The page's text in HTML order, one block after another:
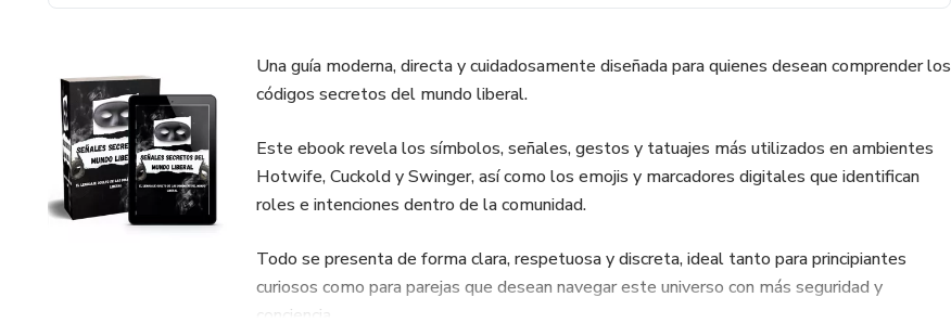
Una guía moderna, directa y cuidadosamente diseñada para quienes desean comprender los
códigos secretos del mundo liberal.
Este ebook revela los símbolos, señales, gestos y tatuajes más utilizados en ambientes
Hotwife, Cuckold y Swinger, así como los emojis y marcadores digitales que identifican
roles e intenciones dentro de la comunidad.
Todo se presenta de forma clara, respetuosa y discreta, ideal tanto para principiantes
curiosos como para parejas que desean navegar este universo con más seguridad y
conciencia.